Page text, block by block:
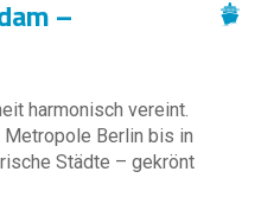
–
harmonisch vereint.
Berlin bis in
Städte – gekrönt